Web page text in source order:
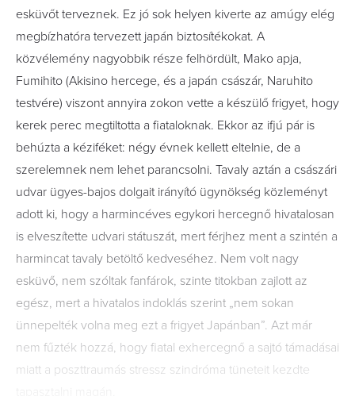
esküvőt terveznek. Ez jó sok helyen kiverte az amúgy elég
megbízhatóra tervezett japán biztosítékokat. A
közvélemény nagyobbik része felhördült, Mako apja,
Fumihito (Akisino hercege, és a japán császár, Naruhito
testvére) viszont annyira zokon vette a készülő frigyet, hogy
kerek perec megtiltotta a fiataloknak. Ekkor az ifjú pár is
behúzta a kéziféket: négy évnek kellett eltelnie, de a
szerelemnek nem lehet parancsolni. Tavaly aztán a császári
udvar ügyes-bajos dolgait irányító ügynökség közleményt
adott ki, hogy a harmincéves egykori hercegnő hivatalosan
is elveszítette udvari státuszát, mert férjhez ment a szintén a
harmincat tavaly betöltő kedveséhez. Nem volt nagy
esküvő, nem szóltak fanfárok, szinte titokban zajlott az
egész, mert a hivatalos indoklás szerint „nem sokan
ünnepelték volna meg ezt a frigyet Japánban”. Azt már
nem fűzték hozzá, hogy fiatal exhercegnő a sajtó támadásai
miatt a poszttraumás stressz szindróma tüneteit kezdte